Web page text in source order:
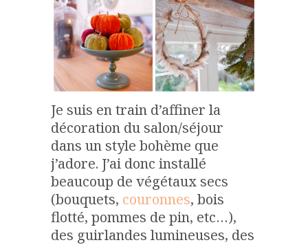
Je suis en train d’affiner la
décoration du salon/séjour
dans un style bohème que
j’adore. J’ai donc installé
beaucoup de végétaux secs
(bouquets, couronnes, bois
flotté, pommes de pin, etc…),
des guirlandes lumineuses, des